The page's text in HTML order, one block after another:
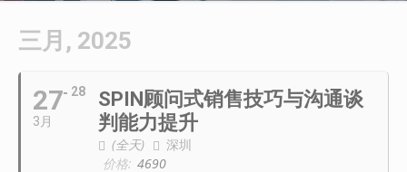
三月, 2025
27
3月
28
SPIN顾问式销售技巧与沟通谈
判能力提升
(全天)
深圳
价格: 4690